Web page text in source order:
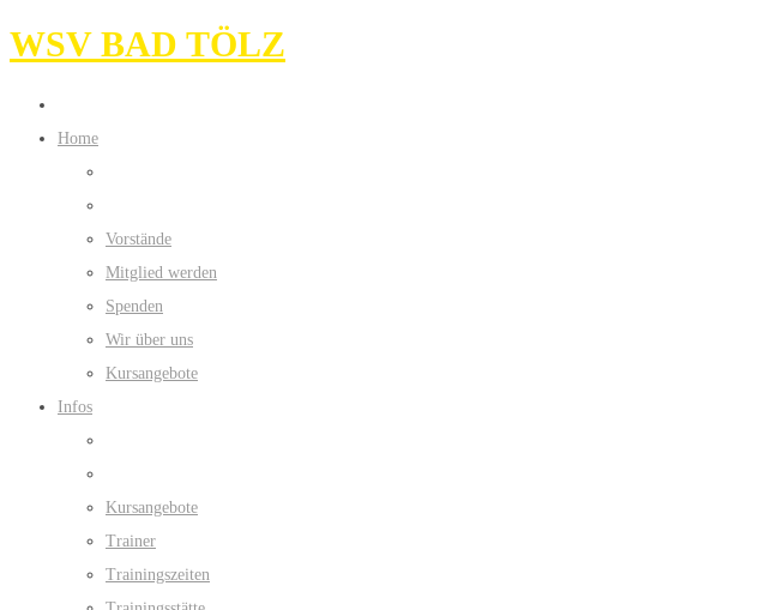
WSV BAD TÖLZ
Home
Vorstände
Mitglied werden
Spenden
Wir über uns
Kursangebote
Infos
Kursangebote
Trainer
Trainingszeiten